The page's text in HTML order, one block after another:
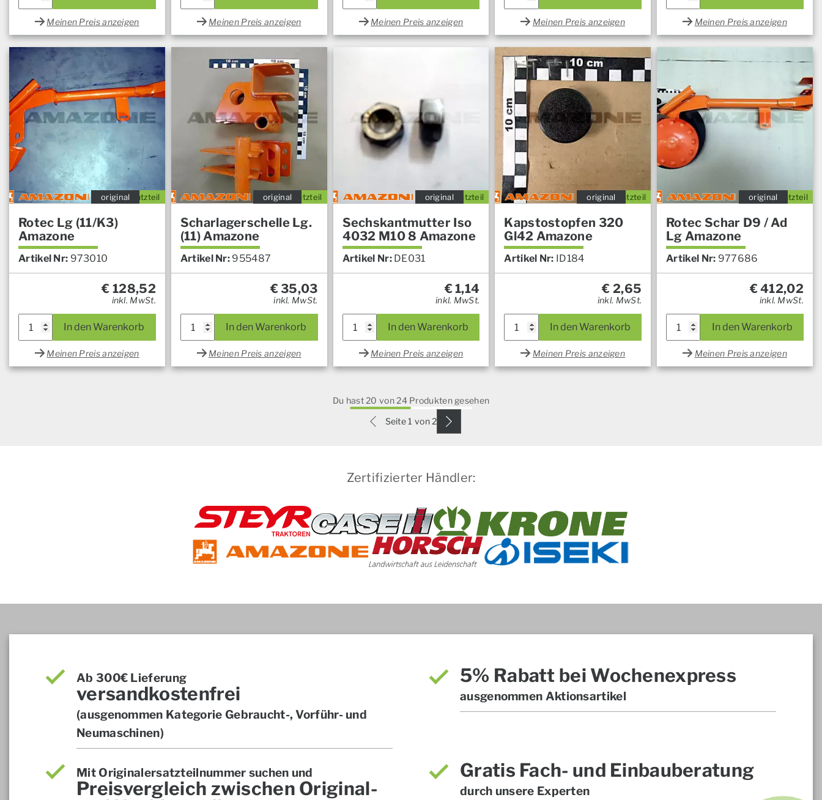
Meinen Preis anzeigen Meinen Preis anzeigen Meinen Preis anzeigen Meinen Preis anzeigen Meinen Preis anzeigen
Ersatzteil
original
Rotec Lg (11/K3)
Amazone
Artikel Nr: 973010
€ 128,52
inkl. MwSt.
In den Warenkorb
Meinen Preis anzeigen
Ersatzteil
original
Scharlagerschelle Lg.
(11) Amazone
Artikel Nr: 955487
€35,03
inkl. MwSt.
In den Warenkorb
Meinen Preis anzeigen
Ersatzteil
original
Sechskantmutter Iso
4032 M10 8 Amazone
Artikel Nr: DE031
€1,14
inkl. MwSt.
In den Warenkorb
Meinen Preis anzeigen
Ersatzteil
original
Kapstostopfen 320
Gl42 Amazone
Artikel Nr: ID184
€ 2,65
inkl. MwSt.
In den Warenkorb
Meinen Preis anzeigen
Ersatzteil
original
Rotec Schar D9 / Ad
Lg Amazone
Artikel Nr: 977686
€412,02
inkl. MwSt.
In den Warenkorb
Meinen Preis anzeigen
Du hast 20 von 24 Produkten gesehen
Seite 1 von 2
Zertifizierter Händler:
Ab 300€ Lieferung
versandkostenfrei
(ausgenommen Kategorie Gebraucht-, Vorführ- und
Neumaschinen)
5% Rabatt bei Wochenexpress
ausgenommen Aktionsartikel
Mit Originalersatzteilnummer suchen und
Preisvergleich zwischen Original-
Gratis Fach- und Einbauberatung
durch unsere Experten